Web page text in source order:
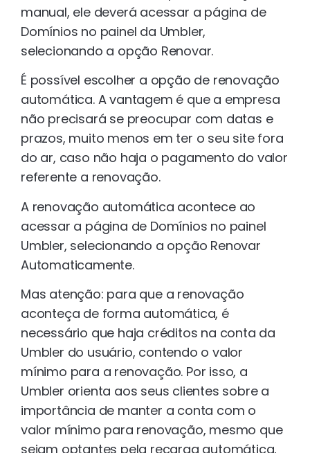
manual, ele deverá acessar a página de
Domínios no painel da Umbler,
selecionando a opção Renovar.
É possível escolher a opção de renovação
automática. A vantagem é que a empresa
não precisará se preocupar com datas e
prazos, muito menos em ter o seu site fora
do ar, caso não haja o pagamento do valor
referente a renovação.
A renovação automática acontece ao
acessar a página de Domínios no painel
Umbler, selecionando a opção Renovar
Automaticamente.
Mas atenção: para que a renovação
aconteça de forma automática, é
necessário que haja créditos na conta da
Umbler do usuário, contendo o valor
mínimo para a renovação. Por isso, a
Umbler orienta aos seus clientes sobre a
importância de manter a conta com o
valor mínimo para renovação, mesmo que
sejam optantes pela recarga automática,